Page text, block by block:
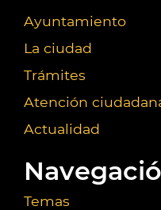
Ayuntamiento
La ciudad
Trámites
Atención
Actualidad
Temas